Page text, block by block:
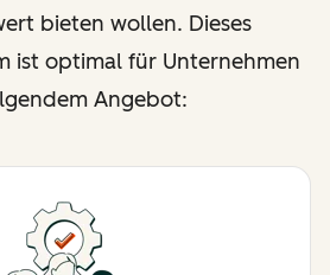
bieten wollen. Dieses
ist optimal für Unternehmen
Angebot: